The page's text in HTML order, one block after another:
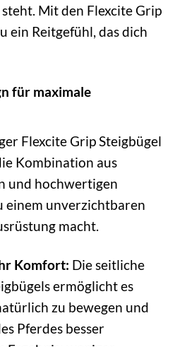
Mit den Flexcite Grip
ein Reitgefühl, das dich
für maximale
Flexcite Grip Steigbügel
Kombination aus
und hochwertigen
einem unverzichtbaren
macht.
Komfort: Die seitliche
ermöglicht es
zu bewegen und
Pferdes besser